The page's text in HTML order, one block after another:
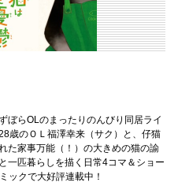
ぼらOLのまったりのんびり同居ライ
歳のＯＬ福澤幸来（サク）と、仔猫
た家事万能（！）の大きめの猫の諭
一匹暮らしを描く日常4コマ＆ショー
ックで大好評連載中！